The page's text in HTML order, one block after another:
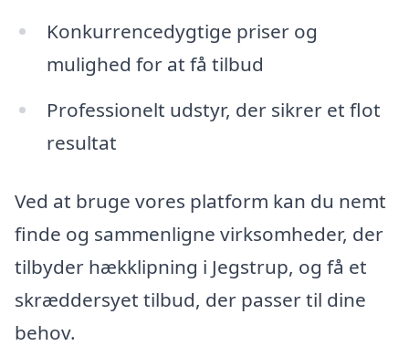
Konkurrencedygtige priser og
mulighed for at få tilbud
Professionelt udstyr, der sikrer et flot
resultat
Ved at bruge vores platform kan du nemt
finde og sammenligne virksomheder, der
tilbyder hækklipning i Jegstrup, og få et
skræddersyet tilbud, der passer til dine
behov.